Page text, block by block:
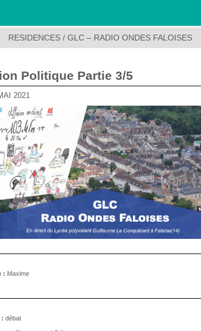
RESIDENCES / GLC – RADIO ONDES FALOISES
Politique Partie 3/5
2021
: Maxime
: débat